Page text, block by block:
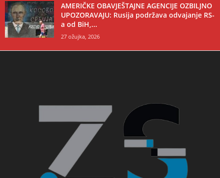
AMERIČKE OBAVJEŠTAJNE AGENCIJE OZBILJNO
UPOZORAVAJU: Rusija podržava odvajanje RS-
a od BiH,...
27 ožujka, 2026